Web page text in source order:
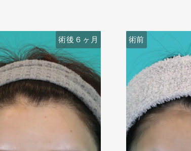
術後６ヶ月 術前